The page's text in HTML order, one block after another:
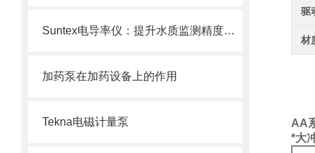
Suntex电导率仪：提升水质监测精度与效率的关键
加药泵在加药设备上的作用
Tekna电磁计量泵
驱
材
AA
*大